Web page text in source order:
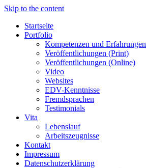
Skip to the content
Startseite
Portfolio
Kompetenzen und Erfahrungen
Veröffentlichungen (Print)
Veröffentlichungen (Online)
Video
Websites
EDV-Kenntnisse
Fremdsprachen
Testimonials
Vita
Lebenslauf
Arbeitszeugnisse
Kontakt
Impressum
Datenschutzerklärung